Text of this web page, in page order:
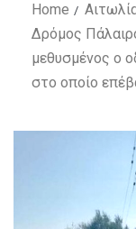
Home
Δρόμος
μεθυσμένος ο
στο οποίο